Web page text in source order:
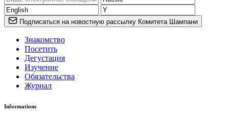
Подписаться на новостную рассылку Комитета Шампани
Знакомство
Посетить
Дегустация
Изучение
Обязательства
Журнал
Informations